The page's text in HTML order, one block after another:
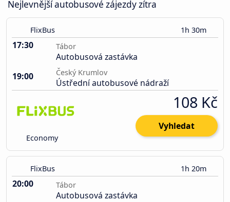
Nejlevnější autobusové zájezdy zítra
FlixBus 1h 30m
17:30 Tábor
Autobusová zastávka
19:00
Český Krumlov
Ústřední autobusové nádraží
Economy
108 Kč
Vyhledat
FlixBus 1h 20m
20:00 Tábor
Autobusová zastávka